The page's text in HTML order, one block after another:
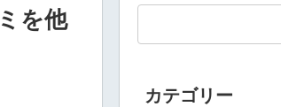
を他
カテゴリー